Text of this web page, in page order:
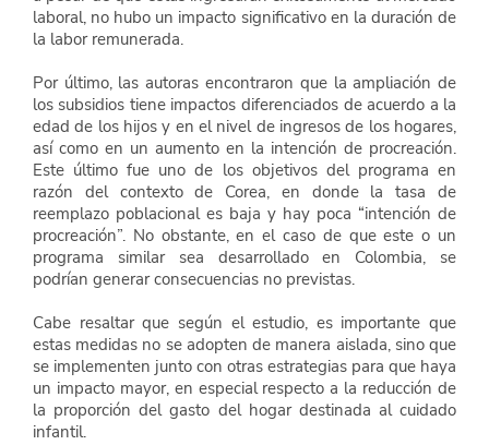
laboral, no hubo un impacto significativo en la duración de
la labor remunerada.
Por último, las autoras encontraron que la ampliación de
los subsidios tiene impactos diferenciados de acuerdo a la
edad de los hijos y en el nivel de ingresos de los hogares,
así como en un aumento en la intención de procreación.
Este último fue uno de los objetivos del programa en
razón del contexto de Corea, en donde la tasa de
reemplazo poblacional es baja y hay poca “intención de
procreación”. No obstante, en el caso de que este o un
programa similar sea desarrollado en Colombia, se
podrían generar consecuencias no previstas.
Cabe resaltar que según el estudio, es importante que
estas medidas no se adopten de manera aislada, sino que
se implementen junto con otras estrategias para que haya
un impacto mayor, en especial respecto a la reducción de
la proporción del gasto del hogar destinada al cuidado
infantil.